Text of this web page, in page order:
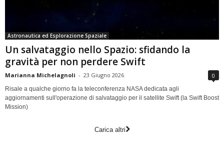
Astronautica ed Esplorazione Spaziale
Un salvataggio nello Spazio: sfidando la
gravità per non perdere Swift
Marianna Michelagnoli - 23 Giugno 2026 0
Risale a qualche giorno fa la teleconferenza NASA dedicata agli
aggiornamenti sull'operazione di salvataggio per il satellite Swift (la Swift Boost
Mission)
Carica altri